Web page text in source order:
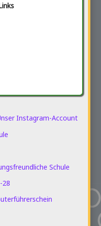
Instagram-Account